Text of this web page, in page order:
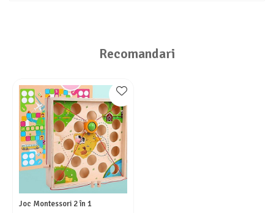
Recomandari
Joc Montessori 2 în 1